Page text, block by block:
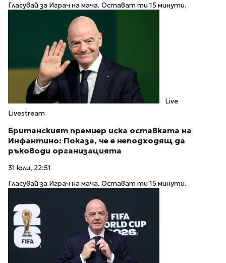
Гласувай за Играч на мача. Остават ти 15 минути.
Live
Livestream
Британският премиер иска оставката на
Инфантино: Показа, че е неподходящ да
ръководи организацията
31 юли, 22:51
Гласувай за Играч на мача. Остават ти 15 минути.